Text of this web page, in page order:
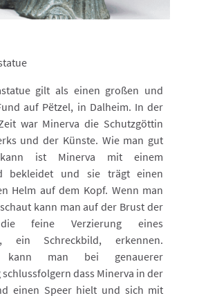
gilt als einen großen und
auf Pëtzel, in Dalheim. In der
war Minerva die Schutzgöttin
und der Künste. Wie man gut
ist Minerva mit einem
bekleidet und sie trägt einen
Helm auf dem Kopf. Wenn man
kann man auf der Brust der
feine Verzierung eines
ein Schreckbild, erkennen.
kann man bei genauerer
dass Minerva in der
einen Speer hielt und sich mit